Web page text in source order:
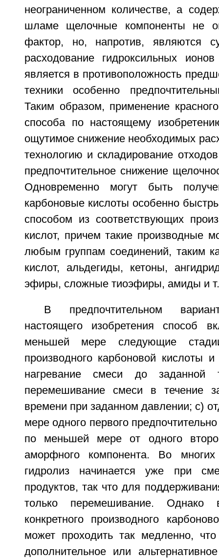
неограниченном количестве, а
шламе щелочные компоненты не
фактор, но, напротив, являются
расходование гидроксильных
является в противоположность
техники особенно
Таким образом, применение
способа по настоящему
ощутимое снижение необходимых
технологию и складирование
предпочтительное снижение
Одновременно могут быть
карбоновые кислоты особенно
способом из соответствующих
кислот, причем такие производные
любым группам соединений, таким
кислот, альдегиды, кетоны,
эфиры, сложные тиоэфиры, амиды и
В предпочтительном
настоящего изобретения способ
меньшей мере следующие
производного карбоновой кислоты
нагревание смеси до заданной
перемешивание смеси в течение
времени при заданном давлении; c)
мере одного первого
по меньшей мере от одного
аморфного компонента. Во
гидролиз начинается уже при
продуктов, так что для
только перемешивание. Однако
конкретного производного
может проходить так медленно,
дополнительное или